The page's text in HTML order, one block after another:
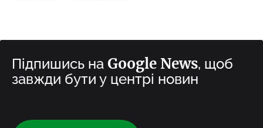
Підпишись на Google News, щоб
завжди бути у центрі новин